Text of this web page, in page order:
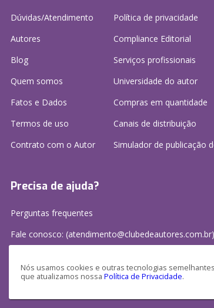
Nós usamos cookies e outras tecnologias
que atualizamos nossa Política de Privacidade.
Dúvidas/Atendimento
Autores
Blog
Quem somos
Fatos e Dados
Termos de uso
Contrato com o Autor
Política de privacidade
Compliance Editorial
Serviços profissionais
Universidade do autor
Compras em quantidade
Canais de distribuição
Simulador de publicação
Precisa de ajuda?
Perguntas frequentes
Fale conosco: (atendimento@clubedeautores.com.br)
Clube de Autores Publicações S/A - CNPJ: 16.779.786/0001-27